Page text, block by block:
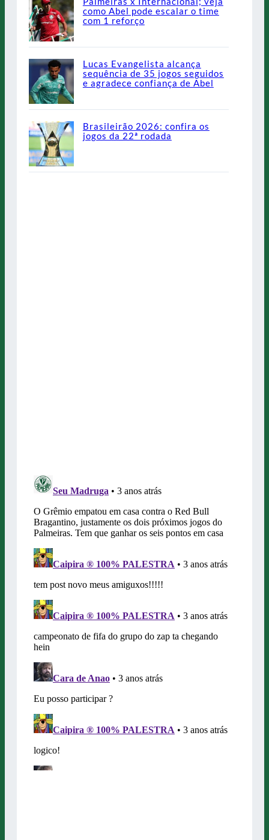
como Abel pode escalar o time
com 1 reforço
Lucas Evangelista alcança
sequência de 35 jogos seguidos
e agradece confiança de Abel
Brasileirão 2026: confira os
jogos da 22ª rodada